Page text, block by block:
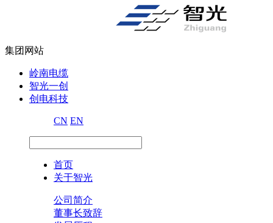
集团网站
岭南电缆
智光一创
创电科技
CN EN
首页
关于智光
公司简介
董事长致辞